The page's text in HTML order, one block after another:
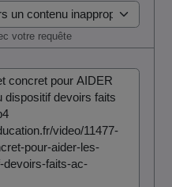
votre requête